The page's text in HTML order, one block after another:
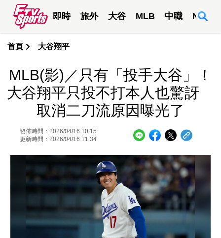
即時 旅外 大谷 MLB 中職 NBA
首頁 大谷翔平
MLB(影)／只有「投手大谷」！
大谷翔平只投不打本人也驚訝
取消二刀流原因曝光了
發佈時間：2026/04/16 10:15
更新時間：2026/04/16 11:34